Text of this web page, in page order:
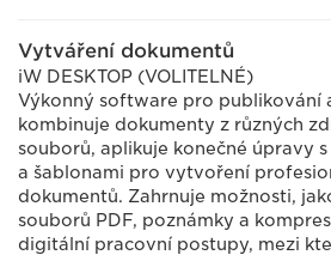
Vytváření dokumentů
iW DESKTOP (VOLITELNÉ)
Výkonný software pro publikování
kombinuje dokumenty z různých
souborů, aplikuje konečné úpravy
a šablonami pro vytvoření
dokumentů. Zahrnuje možnosti,
souborů PDF, poznámky a
digitální pracovní postupy, mezi